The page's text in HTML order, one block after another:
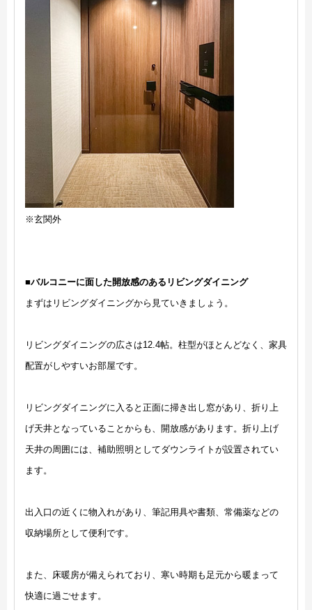
※玄関外
■バルコニーに面した開放感のあるリビングダイニング
まずはリビングダイニングから見ていきましょう。
リビングダイニングの広さは12.4帖。柱型がほとんどなく、家具
配置がしやすいお部屋です。
リビングダイニングに入ると正面に掃き出し窓があり、折り上
げ天井となっていることからも、開放感があります。折り上げ
天井の周囲には、補助照明としてダウンライトが設置されてい
ます。
出入口の近くに物入れがあり、筆記用具や書類、常備薬などの
収納場所として便利です。
また、床暖房が備えられており、寒い時期も足元から暖まって
快適に過ごせます。